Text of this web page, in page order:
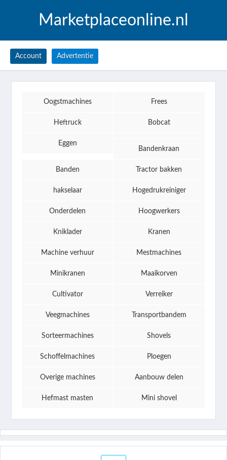
Marketplaceonline.nl
Account Advertentie
Oogstmachines Frees
Heftruck Bobcat
Eggen
Bandenkraan
Banden Tractor bakken
hakselaar Hogedrukreiniger
Onderdelen Hoogwerkers
Kniklader Kranen
Machine verhuur Mestmachines
Minikranen Maaikorven
Cultivator Verreiker
Veegmachines Transportbandem
Sorteermachines Shovels
Schoffelmachines Ploegen
Overige machines Aanbouw delen
Hefmast masten Mini shovel